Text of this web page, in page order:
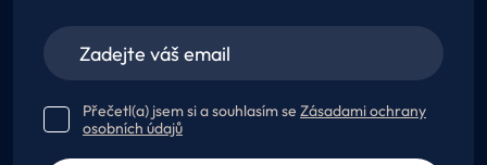
Přečetl(a) jsem si a souhlasím se Zásadami ochrany
osobních údajů